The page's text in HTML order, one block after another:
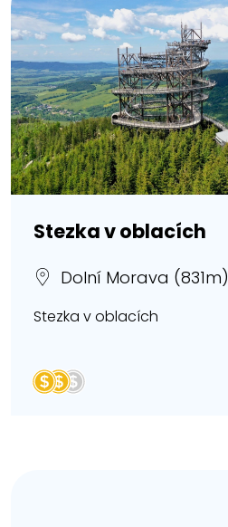
Stezka v oblacích
Dolní Morava (831m)
Stezka v oblacích